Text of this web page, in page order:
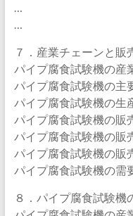
…
…
７．産業チェーンと販
パイプ腐食試験機の産
パイプ腐食試験機の主
パイプ腐食試験機の生
パイプ腐食試験機の販
パイプ腐食試験機の販
パイプ腐食試験機の販
パイプ腐食試験機の需
８．パイプ腐食試験機